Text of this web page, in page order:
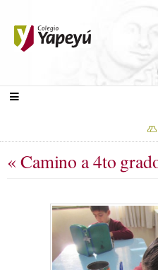
« Camino a 4to